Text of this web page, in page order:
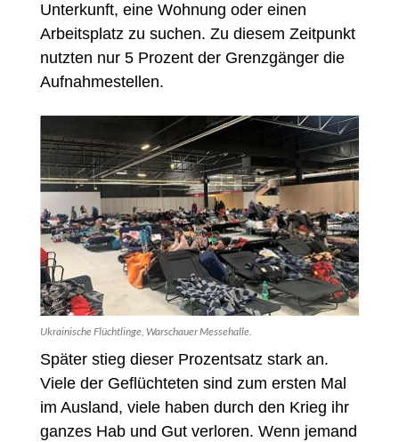
Unterkunft, eine Wohnung oder einen
Arbeitsplatz zu suchen. Zu diesem Zeitpunkt
nutzten nur 5 Prozent der Grenzgänger die
Aufnahmestellen.
Ukrainische Flüchtlinge, Warschauer Messehalle.
Später stieg dieser Prozentsatz stark an.
Viele der Geflüchteten sind zum ersten Mal
im Ausland, viele haben durch den Krieg ihr
ganzes Hab und Gut verloren. Wenn jemand